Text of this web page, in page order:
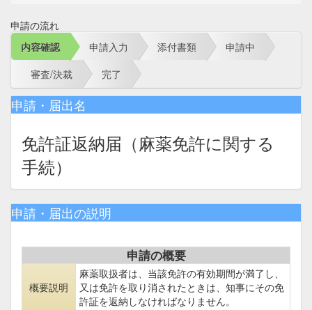
申請の流れ
内容確認
申請入力 添付書類
申請中
審査/決裁
完了
申請・届出名
免許証返納届（麻薬免許に関する
手続）
申請・届出の説明
申請の概要
概要説明
麻薬取扱者は、当該免許の有効期間が満了し、
又は免許を取り消されたときは、知事にその免
許証を返納しなければなりません。